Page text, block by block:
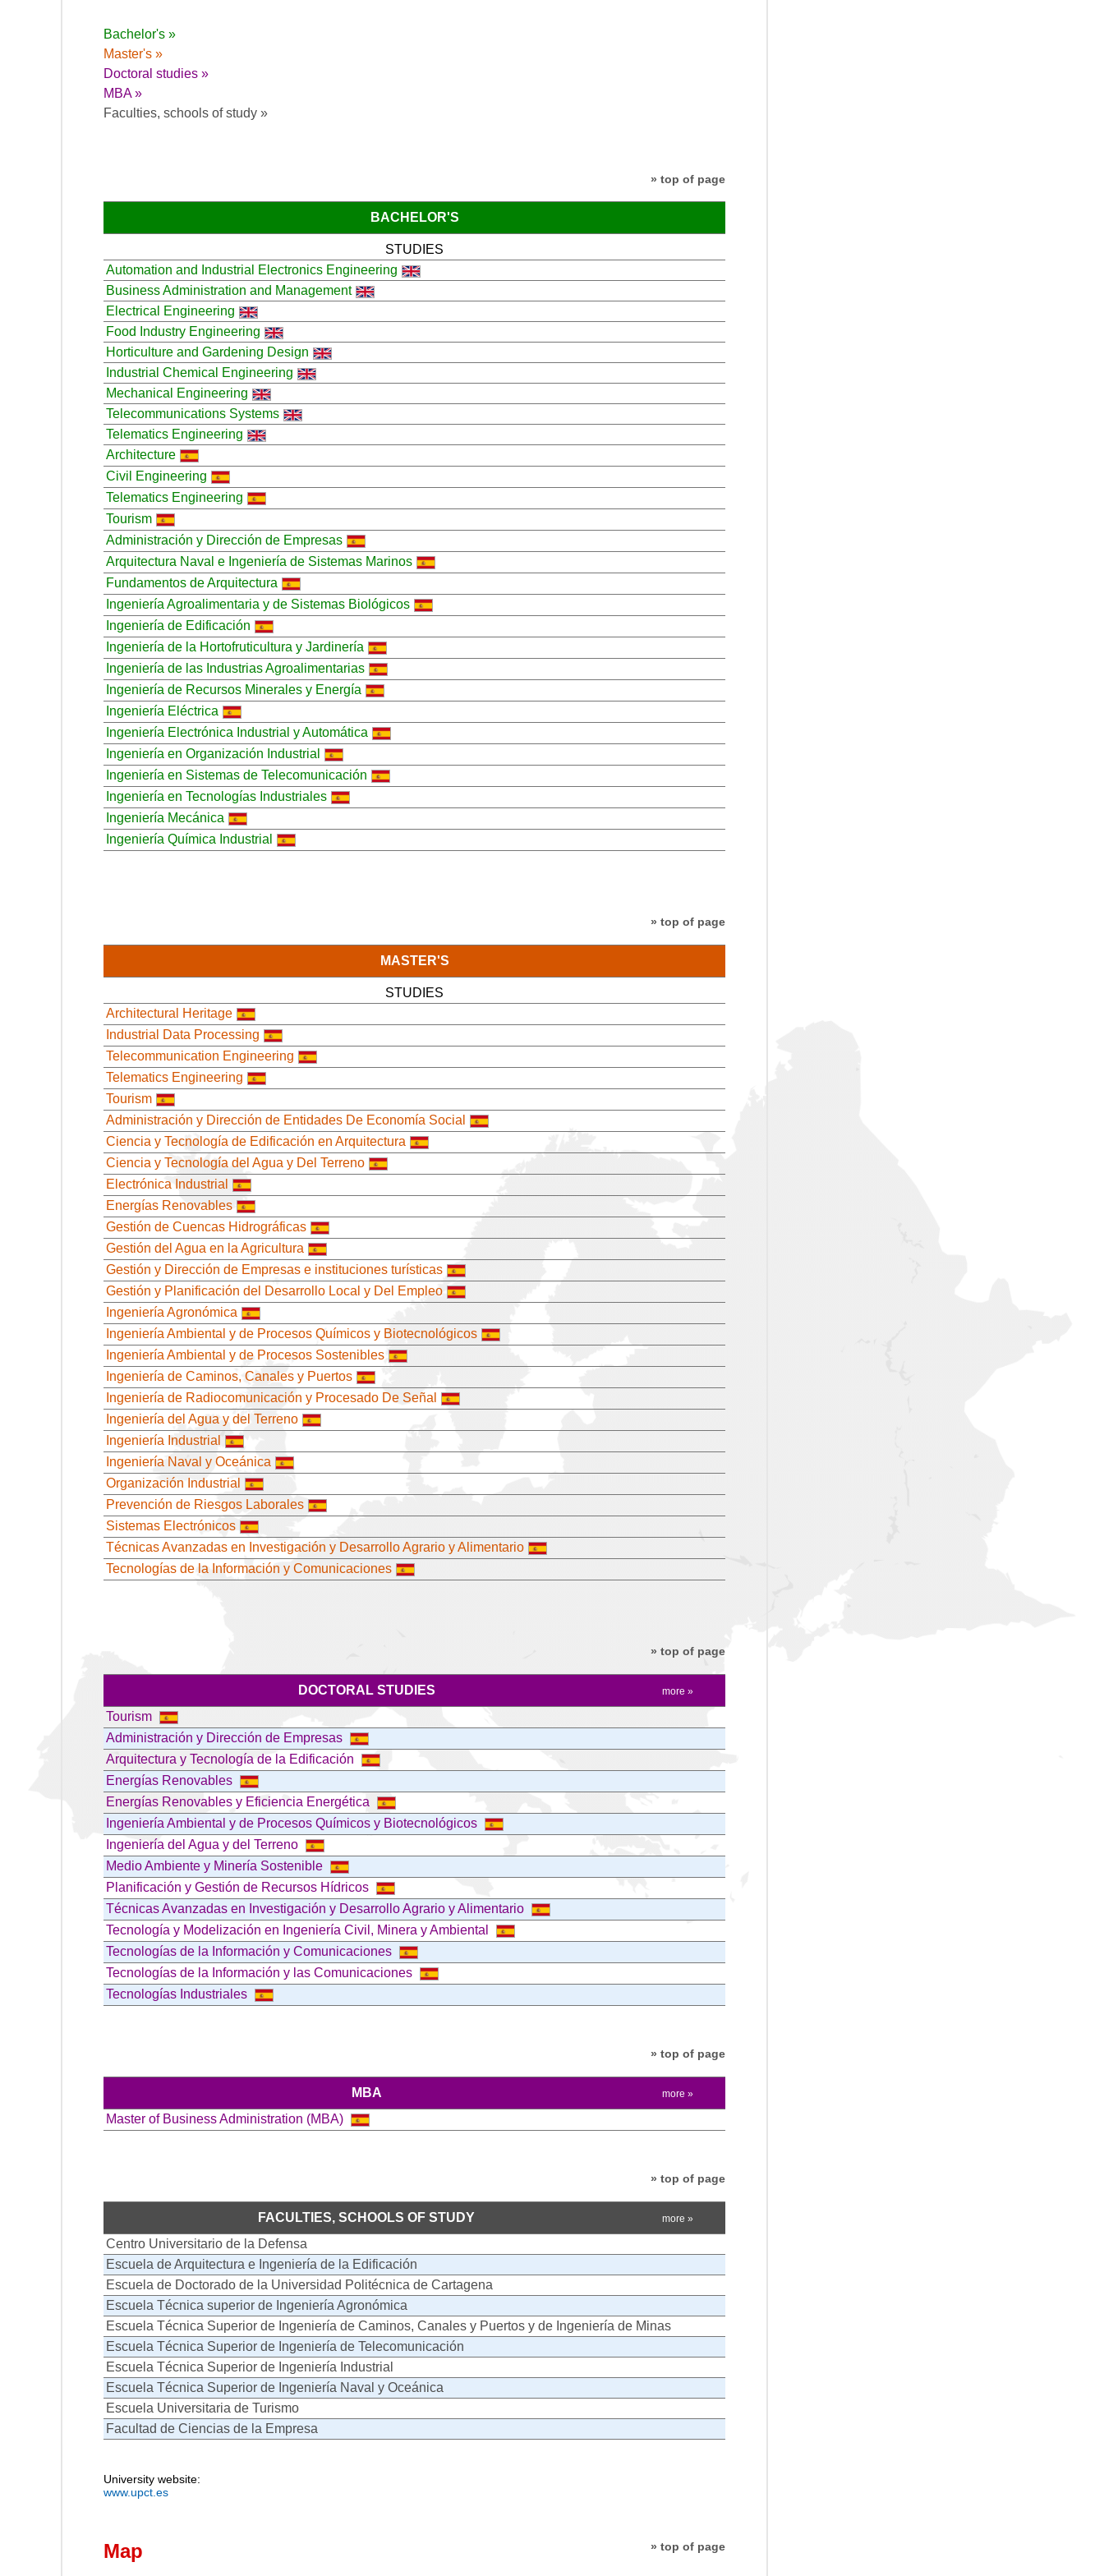
Bachelor's »
Master's »
Doctoral studies »
MBA »
Faculties, schools of study »
» top of page
BACHELOR'S
STUDIES
Automation and Industrial Electronics Engineering
Business Administration and Management
Electrical Engineering
Food Industry Engineering
Horticulture and Gardening Design
Industrial Chemical Engineering
Mechanical Engineering
Telecommunications Systems
Telematics Engineering
Architecture
Civil Engineering
Telematics Engineering
Tourism
Administración y Dirección de Empresas
Arquitectura Naval e Ingeniería de Sistemas Marinos
Fundamentos de Arquitectura
Ingeniería Agroalimentaria y de Sistemas Biológicos
Ingeniería de Edificación
Ingeniería de la Hortofruticultura y Jardinería
Ingeniería de las Industrias Agroalimentarias
Ingeniería de Recursos Minerales y Energía
Ingeniería Eléctrica
Ingeniería Electrónica Industrial y Automática
Ingeniería en Organización Industrial
Ingeniería en Sistemas de Telecomunicación
Ingeniería en Tecnologías Industriales
Ingeniería Mecánica
Ingeniería Química Industrial
» top of page
MASTER'S
STUDIES
Architectural Heritage
Industrial Data Processing
Telecommunication Engineering
Telematics Engineering
Tourism
Administración y Dirección de Entidades De Economía Social
Ciencia y Tecnología de Edificación en Arquitectura
Ciencia y Tecnología del Agua y Del Terreno
Electrónica Industrial
Energías Renovables
Gestión de Cuencas Hidrográficas
Gestión del Agua en la Agricultura
Gestión y Dirección de Empresas e instituciones turísticas
Gestión y Planificación del Desarrollo Local y Del Empleo
Ingeniería Agronómica
Ingeniería Ambiental y de Procesos Químicos y Biotecnológicos
Ingeniería Ambiental y de Procesos Sostenibles
Ingeniería de Caminos, Canales y Puertos
Ingeniería de Radiocomunicación y Procesado De Señal
Ingeniería del Agua y del Terreno
Ingeniería Industrial
Ingeniería Naval y Oceánica
Organización Industrial
Prevención de Riesgos Laborales
Sistemas Electrónicos
Técnicas Avanzadas en Investigación y Desarrollo Agrario y Alimentario
Tecnologías de la Información y Comunicaciones
» top of page
DOCTORAL STUDIES more »
Tourism
Administración y Dirección de Empresas
Arquitectura y Tecnología de la Edificación
Energías Renovables
Energías Renovables y Eficiencia Energética
Ingeniería Ambiental y de Procesos Químicos y Biotecnológicos
Ingeniería del Agua y del Terreno
Medio Ambiente y Minería Sostenible
Planificación y Gestión de Recursos Hídricos
Técnicas Avanzadas en Investigación y Desarrollo Agrario y Alimentario
Tecnología y Modelización en Ingeniería Civil, Minera y Ambiental
Tecnologías de la Información y Comunicaciones
Tecnologías de la Información y las Comunicaciones
Tecnologías Industriales
» top of page
MBA more »
Master of Business Administration (MBA)
» top of page
FACULTIES, SCHOOLS OF STUDY more »
Centro Universitario de la Defensa
Escuela de Arquitectura e Ingeniería de la Edificación
Escuela de Doctorado de la Universidad Politécnica de Cartagena
Escuela Técnica superior de Ingeniería Agronómica
Escuela Técnica Superior de Ingeniería de Caminos, Canales y Puertos y de Ingeniería de Minas
Escuela Técnica Superior de Ingeniería de Telecomunicación
Escuela Técnica Superior de Ingeniería Industrial
Escuela Técnica Superior de Ingeniería Naval y Oceánica
Escuela Universitaria de Turismo
Facultad de Ciencias de la Empresa
University website:
www.upct.es
» top of page
Map